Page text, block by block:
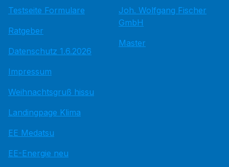
Testseite Formulare
Ratgeber
Datenschutz 1.6.2026
Impressum
Weihnachtsgruß hissu
Landingpage Klima
EE Medatsu
EE-Energie neu
Joh. Wolfgang Fischer
GmbH
Master